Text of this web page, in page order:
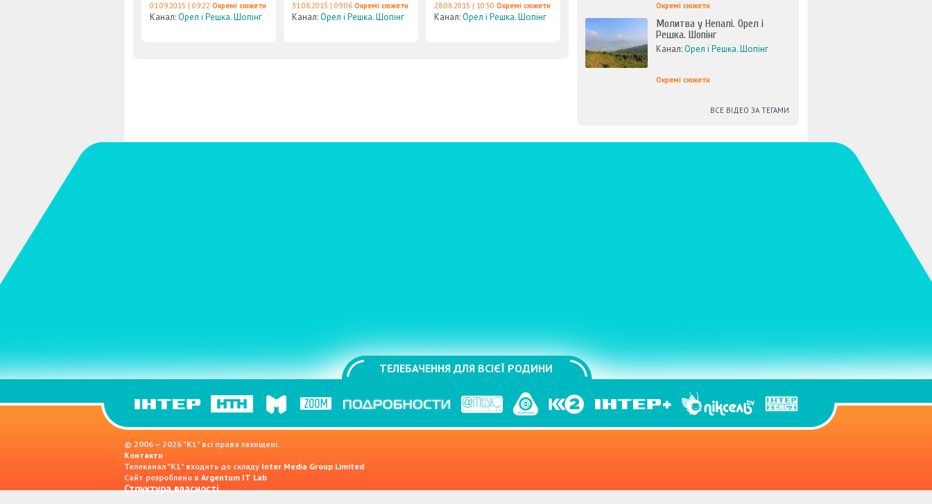
01.09.2015 | 09:22 Окремі сюжети
Канал:Орел і Решка. Шопінг
31.08.2015 | 09:06 Окремі сюжети
Канал:Орел і Решка. Шопінг
28.08.2015 | 10:50 Окремі сюжети
Канал:Орел і Решка. Шопінг
Окремі сюжети
Молитва у Непалі. Орел і
Решка. Шопінг
Канал:Орел і Решка. Шопінг
Окремі сюжети
ВСЕ ВІДЕО ЗА ТЕГАМИ
ТЕЛЕБАЧЕННЯ ДЛЯ ВСІЄЇ РОДИНИ
© 2006 — 2026 "K1" всі права захищені.
Контакти
Телеканал "К1" входить до складу Inter Media Group Limited
Сайт розроблено в Argentum IT Lab
Структура власності